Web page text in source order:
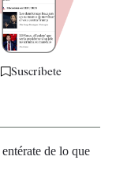
Suscríbete
de lo que